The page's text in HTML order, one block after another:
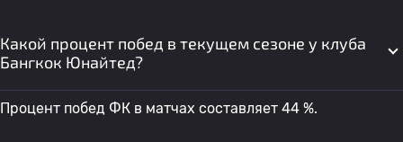
Какой процент побед в текущем сезоне у клуба
Бангкок Юнайтед?
Процент побед ФК в матчах составляет 44 %.